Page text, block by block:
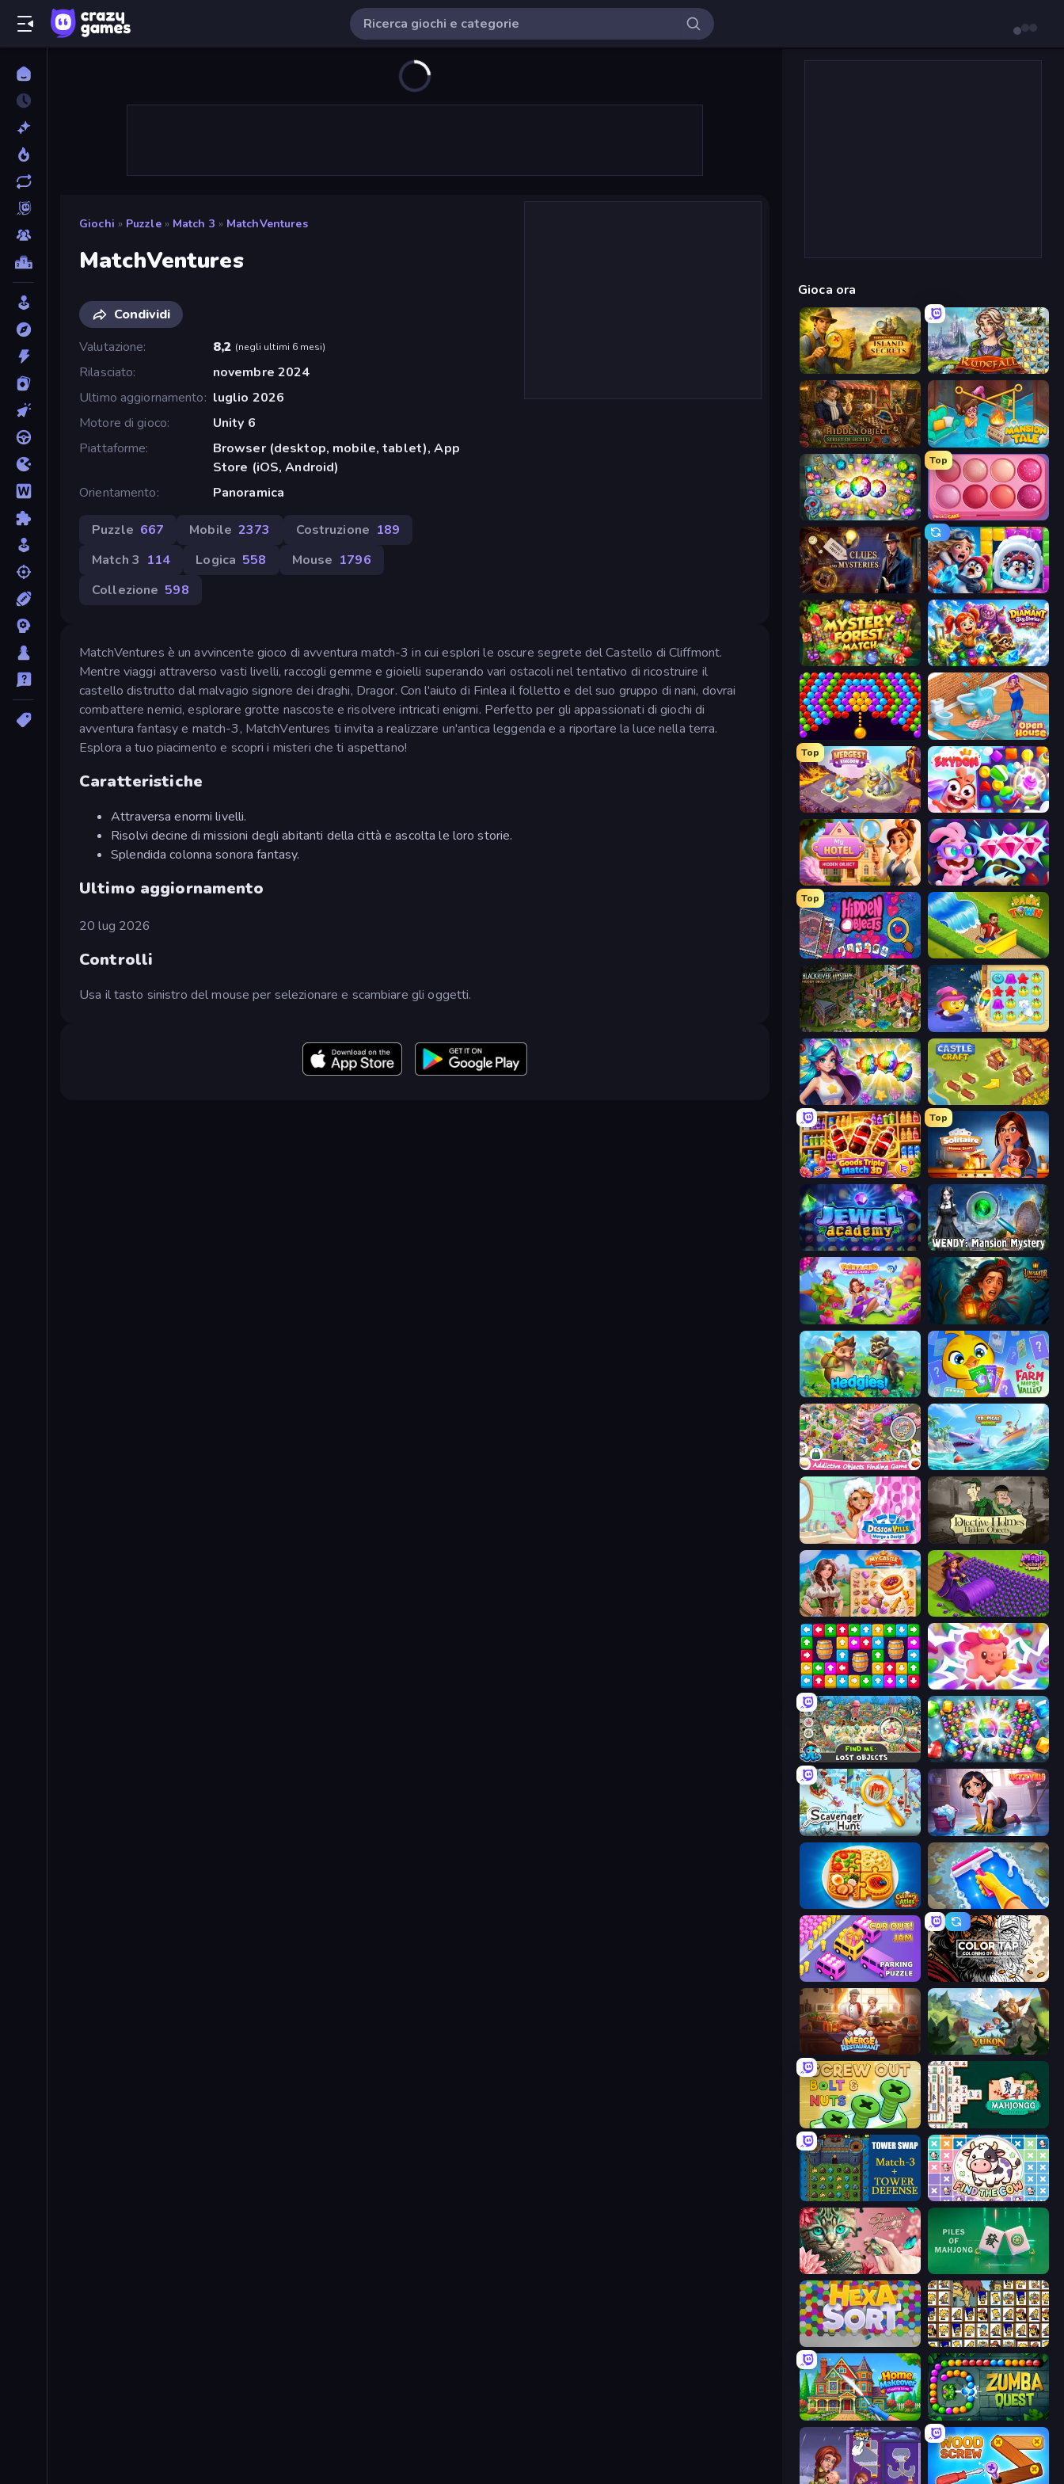
Giochi » Puzzle » Match 3 » MatchVentures
MatchVentures
Condividi
Valutazione
8,2 (negli ultimi 6 mesi)
Rilasciato
novembre 2024
Ultimo aggiornamento
luglio 2026
Motore di gioco
Unity 6
Piattaforme
Browser (desktop, mobile, tablet), App
Store (iOS, Android)
Orientamento
Panoramica
Puzzle 667 Mobile 2373 Costruzione 189
Match 3 114 Logica 558 Mouse 1796
Collezione 598
MatchVentures è un avvincente gioco di avventura match-3 in cui esplori le oscure segrete del Castello di Cliffmont.
Mentre viaggi attraverso vasti livelli, raccogli gemme e gioielli superando vari ostacoli nel tentativo di ricostruire il
castello distrutto dal malvagio signore dei draghi, Dragor. Con l'aiuto di Finlea il folletto e del suo gruppo di nani, dovrai
combattere nemici, esplorare grotte nascoste e risolvere intricati enigmi. Perfetto per gli appassionati di giochi di
avventura fantasy e match-3, MatchVentures ti invita a realizzare un'antica leggenda e a riportare la luce nella terra.
Esplora a tuo piacimento e scopri i misteri che ti aspettano!
Caratteristiche
Attraversa enormi livelli.
Risolvi decine di missioni degli abitanti della città e ascolta le loro storie.
Splendida colonna sonora fantasy.
Ultimo aggiornamento
20 lug 2026
Controlli
Usa il tasto sinistro del mouse per selezionare e scambiare gli oggetti.
Gioca ora
Hidden Objects: Island Secrets Runefall
Hidden Object: Street Of Secrets Mansion Tale: Merge Secrets
Forgotten Treasure 2
Top
Piece of Cake: Merge and Bake
Hidden Object: Clues and Mysteries Captain Blast
Mystery Forest - Match 3 Diamant: Sky Stories Match 3
Bubble Story Open House
Top
Mergest Kingdom Skydom
Hidden Object: My Hotel Skydom: Reforged
Top
Hidden Objects Park Town
Blackriver Mystery: Hidden Objects Candy Riddles
Underwater Adventures: Match 3 Castle Craft
Goods Triple Match 3D
Top
Solitaire Home Story
Jewel Academy Wendy: Mansion Mystery
Fairyland Merge & Magic Lamplighter: Merge & Magic
Hedgies Farm Merge Valley
Scavenger Hunt - Hidden Items Tropical Merge
Designville: Merge & Design
My Castle: Merge & Story Magic School
Tap Away Story Match Arena
Find Me: Lost Objects Diamond Dungeon: Match 3
Scavenger Hunt - Multiplayer Lucy’s Ville
Culinary Atlas Hotel Rush: Merge Story
Car OUT! Jam Parking Puzzle Color Tap: Coloring by Numbers
Merge Restaurant Yukon: Family Adventure
Screw Out: Bolts and Nuts Mahjongg Solitaire
Tower Swap Find The Cow
Favorite Puzzles Piles of Mahjong
Tiles of the Simpsons
Home Makeover Cleaning Game Zumba Quest